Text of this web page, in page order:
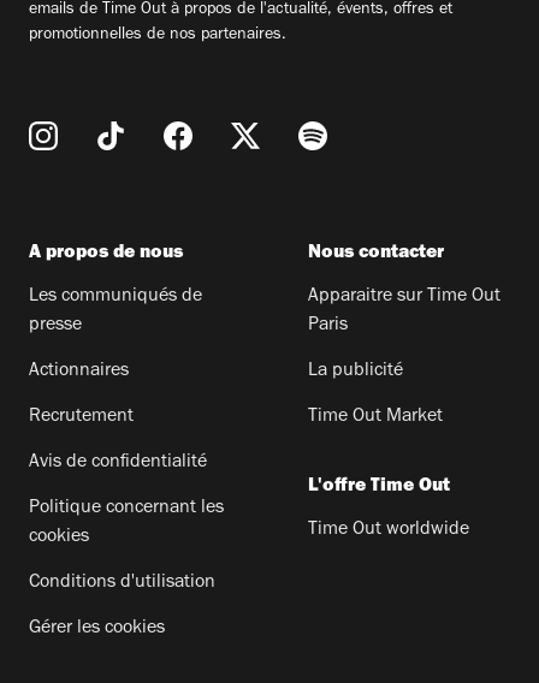
emails de Time Out à propos de l'actualité, évents, offres et
promotionnelles de nos partenaires.
A propos de nous
Les communiqués de
presse
Actionnaires
Recrutement
Avis de confidentialité
Politique concernant les
cookies
Conditions d'utilisation
Gérer les cookies
Nous contacter
Apparaitre sur Time Out
Paris
La publicité
Time Out Market
L'offre Time Out
Time Out worldwide